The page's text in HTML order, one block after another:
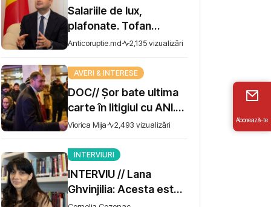
Salariile de lux,
plafonate. Tofan
propune moratoriu
pentru prime și
bonusuri
Anticoruptie.md 2,135 vizualizări
AVERI & INTERESE
DOC// Șor bate ultima
carte în litigiul cu ANI.
Miza - 10 milioane de lei
Viorica Mija 2,493 vizualizări
INTERVIURI
INTERVIU // Lana
Ghvinjilia: Acesta este
și războiul nostru. Fără
Abonează-te